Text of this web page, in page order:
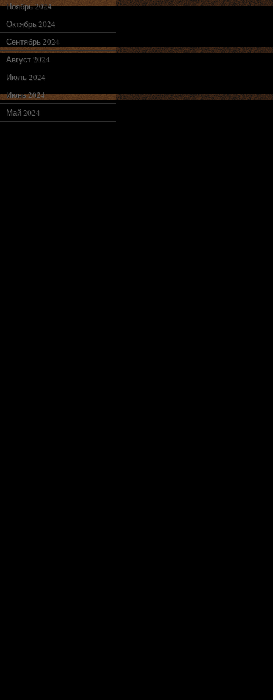
Ноябрь 2024
Октябрь 2024
Сентябрь 2024
Август 2024
Июль 2024
Июнь 2024
Май 2024